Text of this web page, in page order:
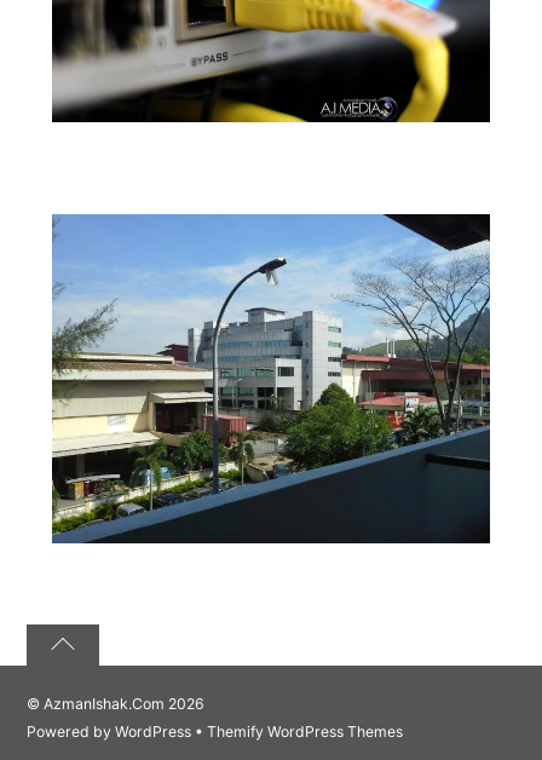
©AzmanIshak.Com 2026
Powered byWordPress •Themify WordPress Themes